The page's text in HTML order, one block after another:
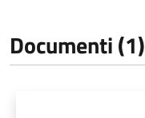
Documenti (1)